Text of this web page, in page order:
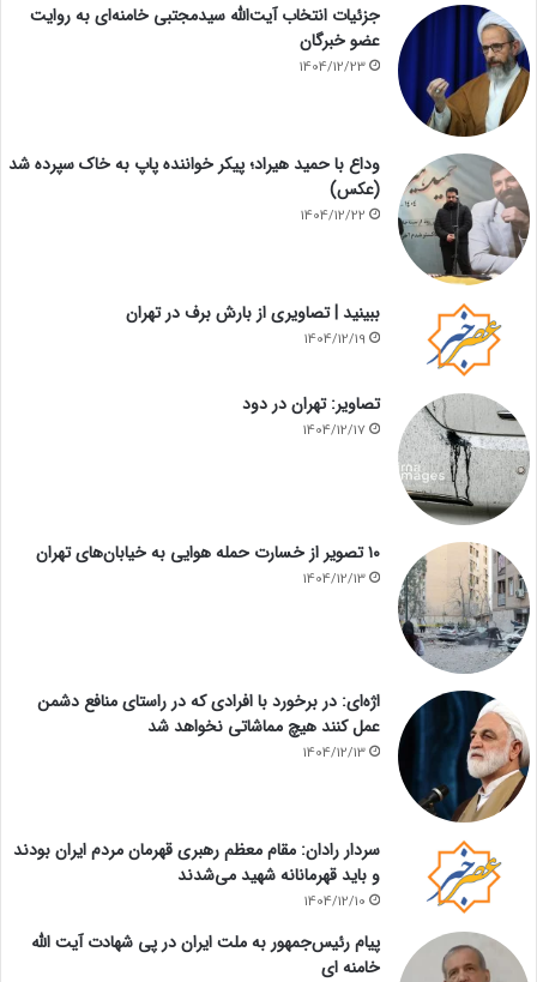
جزئیات انتخاب آیت‌الله سیدمجتبی خامنه‌ای به روایت
عضو خبرگان
1404/12/23
وداع با حمید هیراد؛ پیکر خواننده پاپ به خاک سپرده شد
(عکس)
1404/12/22
ببینید | تصاویری از بارش برف در تهران
1404/12/19
تصاویر: تهران در دود
1404/12/17
۱۰ تصویر از خسارت حمله هوایی به خیابان‌های تهران
1404/12/13
اژه‌ای: در برخورد با افرادی که در راستای منافع دشمن
عمل کنند هیچ مماشاتی نخواهد شد
1404/12/13
سردار رادان: مقام معظم رهبری قهرمان مردم ایران بودند
و باید قهرمانانه شهید می‌شدند
1404/12/10
پیام رئیس‌جمهور به ملت ایران در پی شهادت آیت الله
خامنه ای